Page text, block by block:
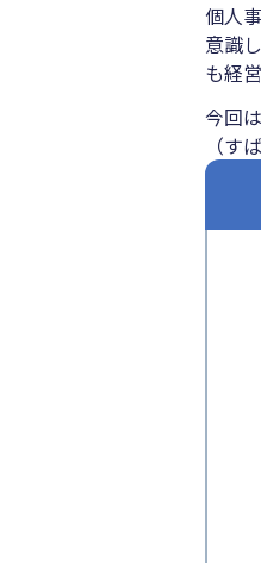
個人
意識
も経
今回
（す